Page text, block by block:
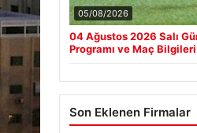
05/08/2026
04 Ağustos 2026 Salı
Programı ve Maç Bilgileri
Son Eklenen Firmalar